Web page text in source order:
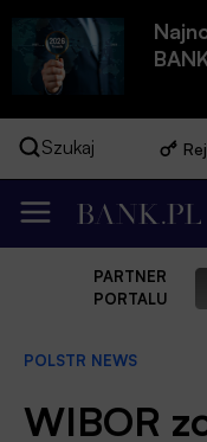
Szukaj
PARTNER
PORTALU
POLSTR NEWS
WIBOR